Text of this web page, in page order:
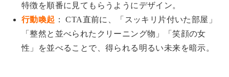
特徴を順番に見てもらうようにデザイン。
行動喚起 ： CTA直前に、「スッキリ片付いた部屋」
「整然と並べられたクリーニング物」「笑顔の女
性」を並べることで、得られる明るい未来を暗示。